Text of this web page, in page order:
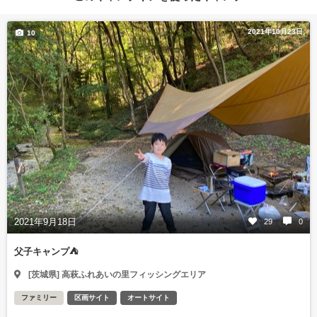
2021年10月23日
2021年9月18日 29 0
10
父子キャンプ⛺️
[茨城県] 高萩ふれあいの里フィッシングエリア
ファミリー 区画サイト オートサイト